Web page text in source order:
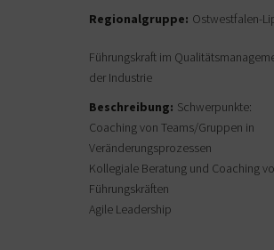
Regionalgruppe: Ostwestfalen-
Führungskraft im
der Industrie
Beschreibung: Schwerpunkte:
Coaching von Teams/Gruppen in
Veränderungsprozessen
Kollegiale Beratung und Coaching
Führungskräften
Agile Leadership